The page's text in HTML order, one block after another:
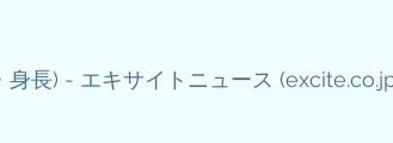
身長) - エキサイトニュース